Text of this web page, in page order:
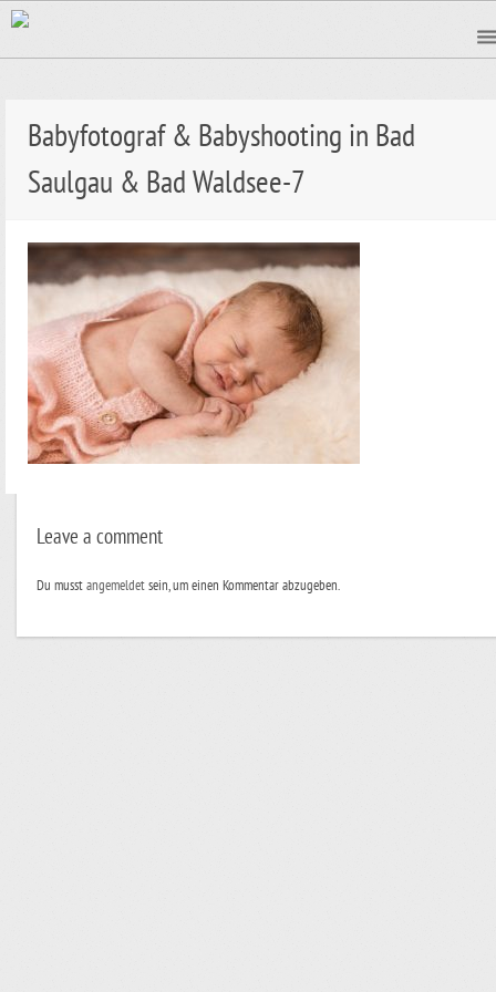
Babyfotograf & Babyshooting in Bad
Saulgau & Bad Waldsee-7
Leave a comment
Du musstangemeldetsein, um einen Kommentar abzugeben.